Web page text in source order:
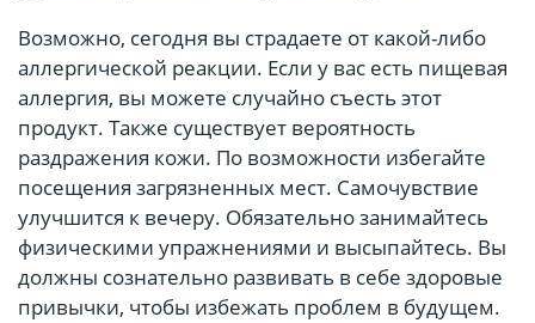
Возможно, сегодня вы страдаете от какой-либо
аллергической реакции. Если у вас есть пищевая
аллергия, вы можете случайно съесть этот
продукт. Также существует вероятность
раздражения кожи. По возможности избегайте
посещения загрязненных мест. Самочувствие
улучшится к вечеру. Обязательно занимайтесь
физическими упражнениями и высыпайтесь. Вы
должны сознательно развивать в себе здоровые
привычки, чтобы избежать проблем в будущем.